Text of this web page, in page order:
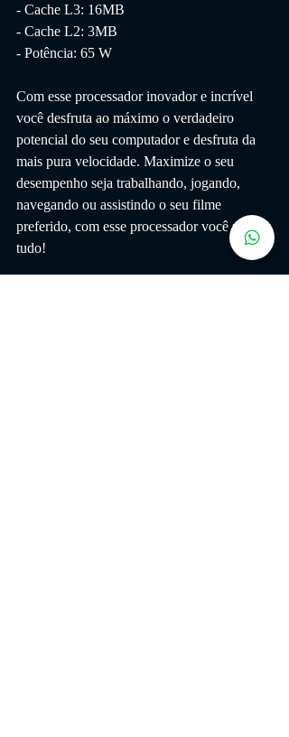
- Cache L3: 16MB
- Cache L2: 3MB
- Potência: 65 W
Com esse processador inovador e incrível
você desfruta ao máximo o verdadeiro
potencial do seu computador e desfruta da
mais pura velocidade. Maximize o seu
desempenho seja trabalhando, jogando,
navegando ou assistindo o seu filme
preferido, com esse processador você pode
tudo!